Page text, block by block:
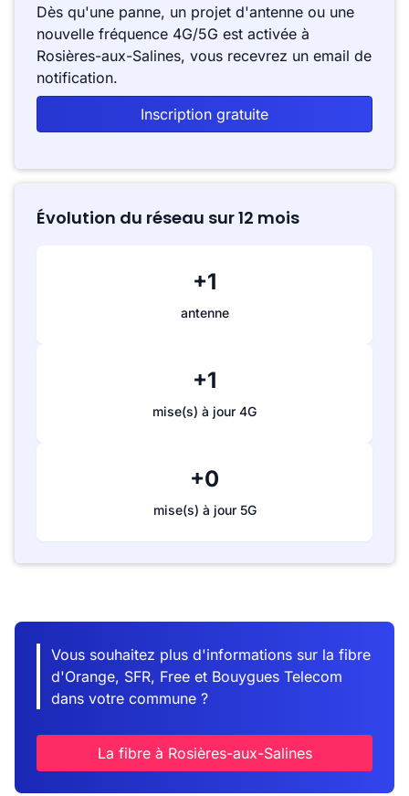
Dès qu'une panne, un projet d'antenne ou une
nouvelle fréquence 4G/5G est activée à
Rosières-aux-Salines, vous recevrez un email de
notification.
Inscription gratuite
Évolution du réseau sur 12 mois
+1
antenne
+1
mise(s) à jour 4G
+0
mise(s) à jour 5G
Vous souhaitez plus d'informations sur la fibre
d'Orange, SFR, Free et Bouygues Telecom
dans votre commune ?
La fibre à Rosières-aux-Salines